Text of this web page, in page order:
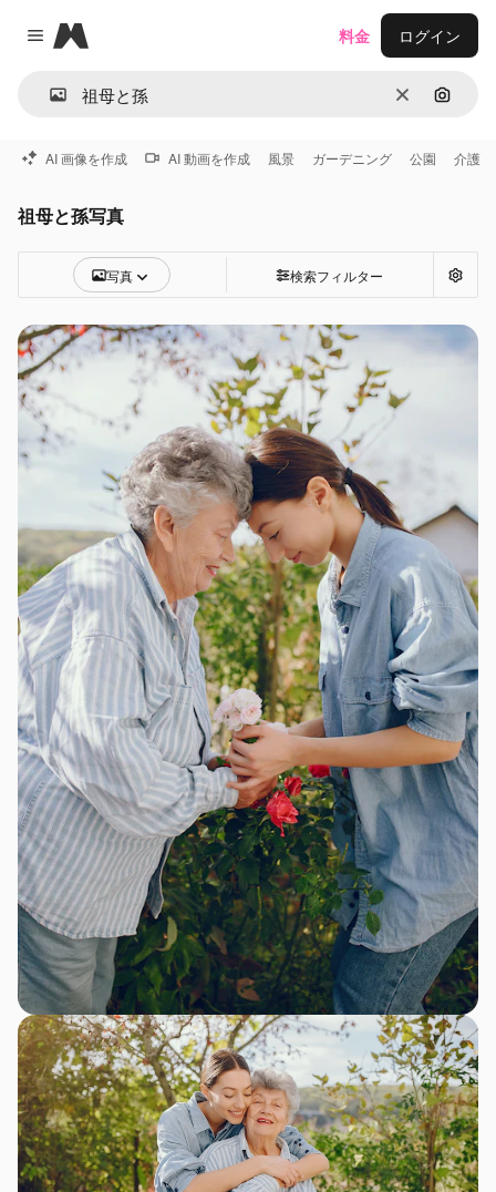
Close menu
Magnific
消去 画像で
料金 ログイン
AI 画像を作成 AI 動画を作成 風景 ガーデニング 公園 介護
祖母と孫写真
写真 検索フィルター